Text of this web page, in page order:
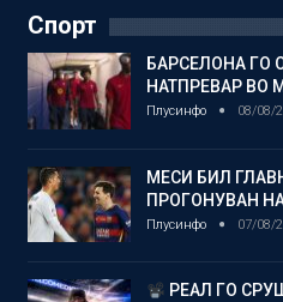
Спорт
БАРСЕЛОНА ГО
НАТПРЕВАР ВО
Плусинфо 08/08/
МЕСИ БИЛ
ПРОГОНУВАН
Плусинфо 07/08/
РЕАЛ ГО